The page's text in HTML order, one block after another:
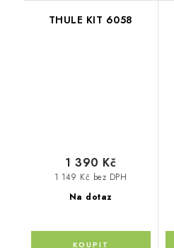
THULE KIT 6058
Na dotaz
1 149 Kč bez DPH
1 390 Kč